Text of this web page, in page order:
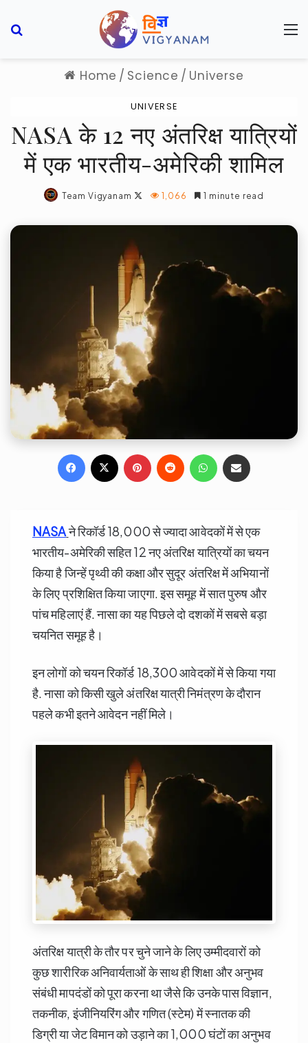
Home / Science / Universe
UNIVERSE
NASA के 12 नए अंतरिक्ष यात्रियों
में एक भारतीय-अमेरिकी शामिल
Team Vigyanam
Follow
X
1,066 1 minute read
Facebook Pinterest
Reddit WhatsApp
NASAने रिकॉर्ड 18,000 से ज्यादा आवेदकों में से एक
भारतीय-अमेरिकी सहित 12 नए अंतरिक्ष यात्रियों का चयन
किया है जिन्हें पृथ्वी की कक्षा और सुदूर अंतरिक्ष में अभियानों
के लिए प्रशिक्षित किया जाएगा. इस समूह में सात पुरुष और
पांच महिलाएं हैं. नासा का यह पिछले दो दशकों में सबसे बड़ा
चयनित समूह है।
इन लोगों को चयन रिकॉर्ड 18,300 आवेदकों में से किया गया
है. नासा को किसी खुले अंतरिक्ष यात्री निमंत्रण के दौरान
पहले कभी इतने आवेदन नहीं मिले।
अंतरिक्ष यात्री के तौर पर चुने जाने के लिए उम्मीदवारों को
कुछ शारीरिक अनिवार्यताओं के साथ ही शिक्षा और अनुभव
संबंधी मापदंडों को पूरा करना था जैसे कि उनके पास विज्ञान,
तकनीक, इंजीनियरिंग और गणित (स्टेम) में स्नातक की
डिग्री या जेट विमान को उड़ाने का 1,000 घंटों का अनुभव